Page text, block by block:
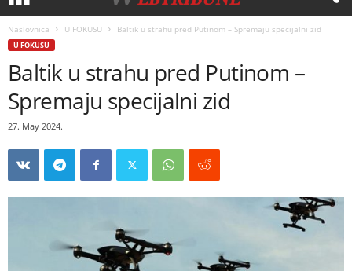
Naslovnica U FOKUSU Baltik u strahu pred Putinom – Spremaju specijalni zid
U FOKUSU
Baltik u strahu pred Putinom –
Spremaju specijalni zid
27. May 2024.